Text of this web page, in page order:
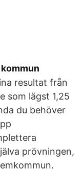
resultat från
som lägst 1,25
du behöver
prövningen,